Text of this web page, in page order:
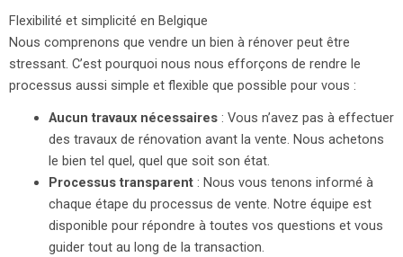
Flexibilité et simplicité en Belgique
Nous comprenons que vendre un bien à rénover peut être
stressant. C’est pourquoi nous nous efforçons de rendre le
processus aussi simple et flexible que possible pour vous :
Aucun travaux nécessaires: Vous n’avez pas à effectuer
des travaux de rénovation avant la vente. Nous achetons
le bien tel quel, quel que soit son état.
Processus transparent: Nous vous tenons informé à
chaque étape du processus de vente. Notre équipe est
disponible pour répondre à toutes vos questions et vous
guider tout au long de la transaction.